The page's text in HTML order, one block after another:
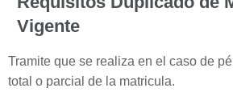
Vigente
Tramite que se realiza en el caso de
total o parcial de la matricula.